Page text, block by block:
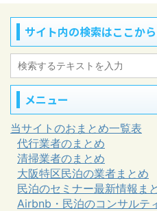
サイト内の検索はここか
メニュー
当サイトのおまとめ一覧表
代行業者のまとめ
清掃業者のまとめ
大阪特区民泊の業者まとめ
民泊のセミナー最新情報ま
Airbnb・民泊のコンサルテ